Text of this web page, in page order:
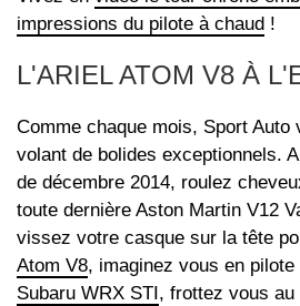
impressions du pilote à chaud !
L'ARIEL ATOM V8 À
Comme chaque mois, Sport Auto
volant de bolides exceptionnels.
de décembre 2014, roulez
toute dernière Aston Martin V12
vissez votre casque sur la tête
Atom V8, imaginez vous en
Subaru WRX STI , frottez vous